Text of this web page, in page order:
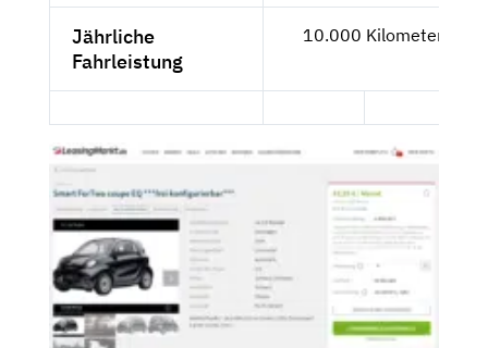
Jährliche
Fahrleistung
10.000 Kilometer